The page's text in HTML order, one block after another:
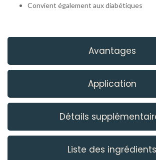
Avantages
Application
Détails
Liste des ingrédients
Convient également aux diabétiques